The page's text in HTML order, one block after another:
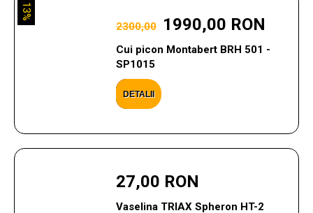
2300,00 1990,00 RON
Cui picon Montabert BRH 501 -
SP1015
DETALII
13%
27,00 RON
Vaselina TRIAX Spheron HT-2